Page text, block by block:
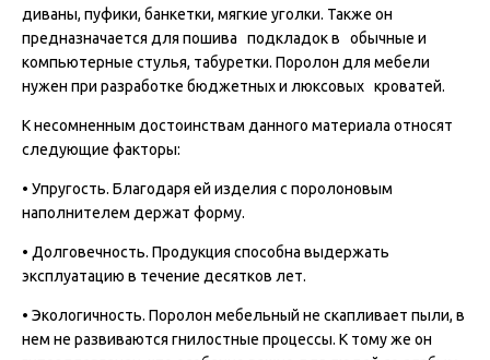
диваны, пуфики, банкетки, мягкие уголки. Также он
предназначается для пошива подкладок в обычные и
компьютерные стулья, табуретки. Поролон для мебели
нужен при разработке бюджетных и люксовых кроватей.
К несомненным достоинствам данного материала относят
следующие факторы:
• Упругость. Благодаря ей изделия с поролоновым
наполнителем держат форму.
• Долговечность. Продукция способна выдержать
эксплуатацию в течение десятков лет.
• Экологичность. Поролон мебельный не скапливает пыли, в
нем не развиваются гнилостные процессы. К тому же он